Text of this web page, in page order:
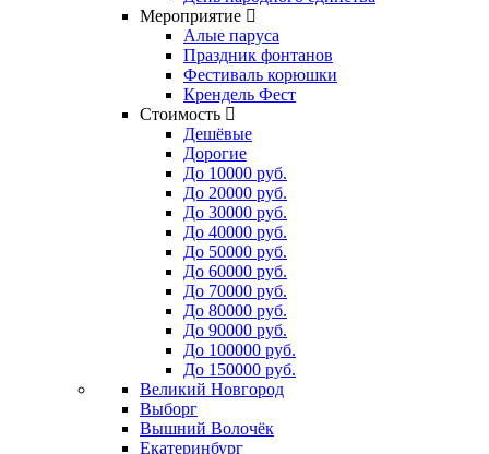
Мероприятие
Алые паруса
Праздник фонтанов
Фестиваль корюшки
Крендель Фест
Стоимость
Дешёвые
Дорогие
До 10000 руб.
До 20000 руб.
До 30000 руб.
До 40000 руб.
До 50000 руб.
До 60000 руб.
До 70000 руб.
До 80000 руб.
До 90000 руб.
До 100000 руб.
До 150000 руб.
Великий Новгород
Выборг
Вышний Волочёк
Екатеринбург